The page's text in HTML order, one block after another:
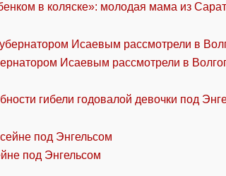
в коляске»: молодая мама из
Исаевым рассмотрели в
гибели годовалой девочки под
под Энгельсом